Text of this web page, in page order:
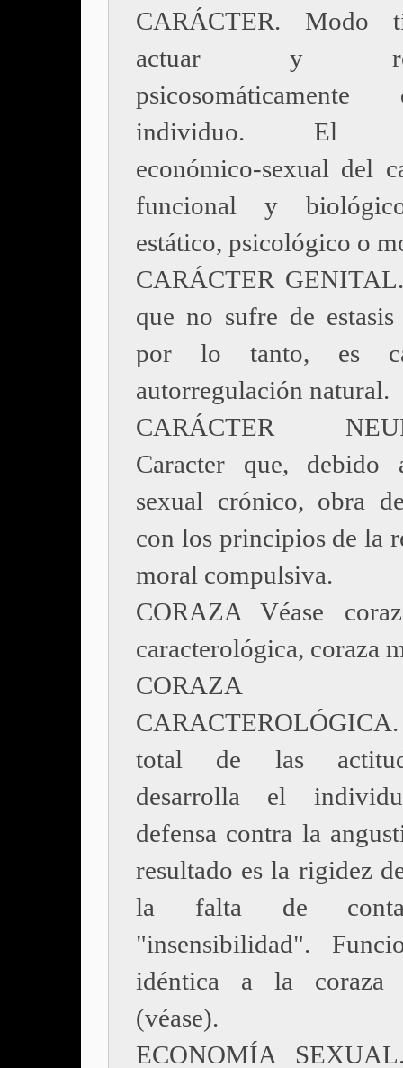
CARÁCTER. Modo
actuar y
individuo. El
económico-sexual del
funcional y
estático, psicológico o
CARÁCTER
que no sufre de
por lo tanto, es
autorregulación natural.
CARÁCTER
Caracter que, debido
sexual crónico, obra
con los principios de la
moral compulsiva.
CORAZA Véase
caracterológica, coraza
CORAZA
total de las
desarrolla el
defensa contra la
resultado es la rigidez
la falta de
"insensibilidad".
idéntica a la coraza
(véase).
ECONOMÍA